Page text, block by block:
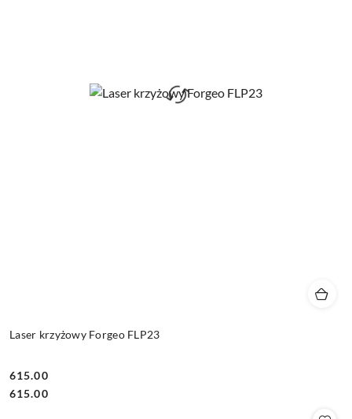
Laser krzyżowy Forgeo FLP23
Cena:
615.00
Cena:
615.00